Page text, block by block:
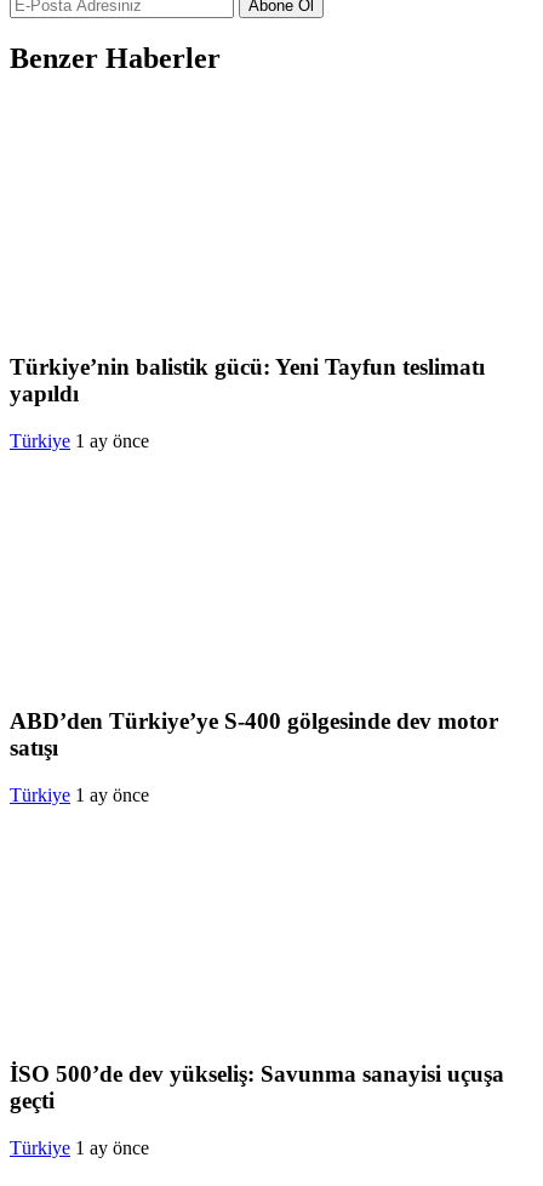
Abone Ol
Benzer Haberler
Türkiye’nin balistik gücü: Yeni Tayfun teslimatı
yapıldı
Türkiye 1 ay önce
ABD’den Türkiye’ye S-400 gölgesinde dev motor
satışı
Türkiye 1 ay önce
İSO 500’de dev yükseliş: Savunma sanayisi uçuşa
geçti
Türkiye 1 ay önce